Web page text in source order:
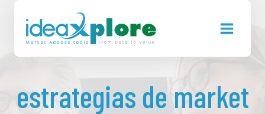
contenido
estrategias de market